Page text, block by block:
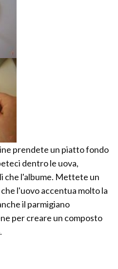
prendete un piatto fondo
dentro le uova,
che l'albume. Mettete un
l'uovo accentua molto la
il parmigiano
per creare un composto